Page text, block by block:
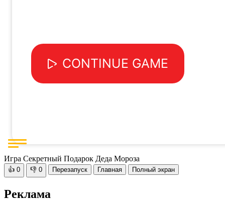
Игра Секретный Подарок Деда Мороза
👍 0 👎 0 Перезапуск Главная Полный экран
Реклама